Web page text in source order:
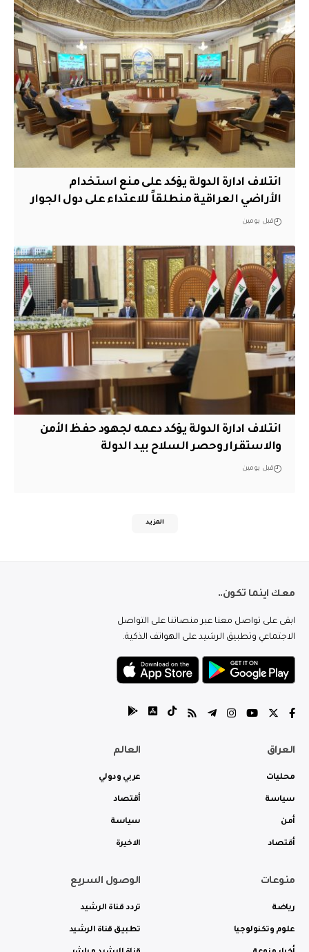
ائتلاف ادارة الدولة يؤكد على منع استخدام
الأراضي العراقية منطلقاً للاعتداء على دول الجوار
قبل يومين
ائتلاف ادارة الدولة يؤكد دعمه لجهود حفظ الأمن
والاستقرار وحصر السلاح بيد الدولة
قبل يومين
المزيد
معك اينما تكون..
ابقى على تواصل معنا عبر منصاتنا على التواصل
الاجتماعي وتطبيق الرشيد على الهواتف الذكية.
العراق
محليات
سياسة
أمن
أقتصاد
العالم
عربي ودولي
أقتصاد
سياسة
الاخيرة
منوعات
رياضة
علوم وتكنولوجيا
الوصول السريع
تردد قناة الرشيد
تطبيق قناة الرشيد